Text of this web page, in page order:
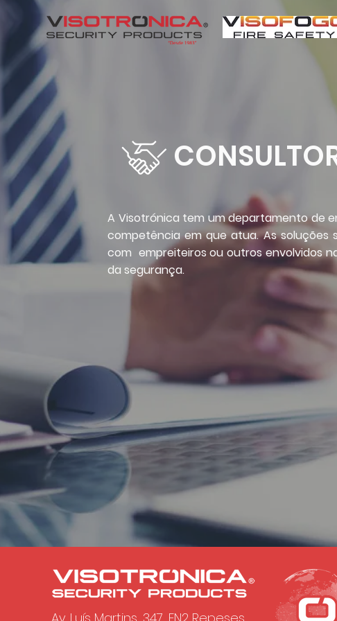
A Visotrónica tem um departamento de
competência em que atua. As
com empreiteiros ou outros envolvidos
da segurança.